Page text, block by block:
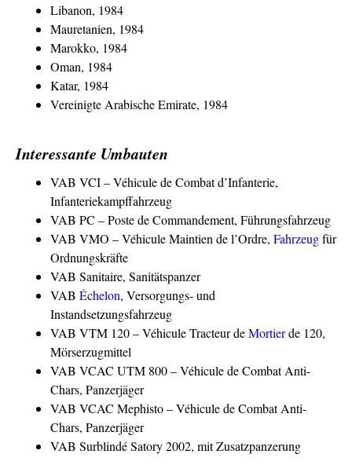
Libanon, 1984
Mauretanien, 1984
Marokko, 1984
Oman, 1984
Katar, 1984
Vereinigte Arabische Emirate, 1984
Interessante Umbauten
VAB VCI – Véhicule de Combat d’Infanterie,
Infanteriekampffahrzeug
VAB PC – Poste de Commandement, Führungsfahrzeug
VAB VMO – Véhicule Maintien de l’Ordre, Fahrzeugfür
Ordnungskräfte
VAB Sanitaire, Sanitätspanzer
VAB Échelon, Versorgungs- und
Instandsetzungsfahrzeug
VAB VTM 120 – Véhicule Tracteur deMortierde 120,
Mörserzugmittel
VAB VCAC UTM 800 – Véhicule de Combat Anti-
Chars, Panzerjäger
VAB VCAC Mephisto – Véhicule de Combat Anti-
Chars, Panzerjäger
VAB Surblindé Satory 2002, mit Zusatzpanzerung